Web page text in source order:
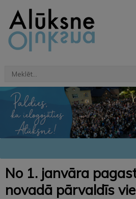
No 1. janvāra
novadā pārvaldīs